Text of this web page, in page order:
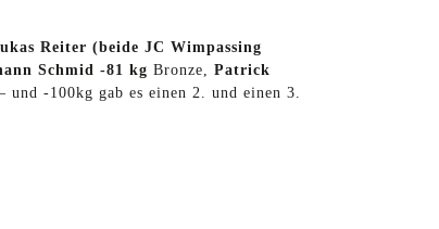
Reiter (beide JC Wimpassing
Schmid -81 kg Bronze, Patrick
-100kg gab es einen 2. und einen 3.